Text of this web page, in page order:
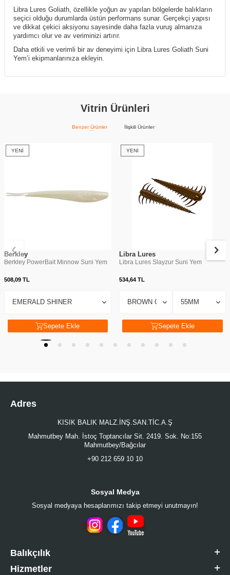
Libra Lures Goliath, özellikle yoğun av yapılan bölgelerde balıkların
seçici olduğu durumlarda üstün performans sunar. Gerçekçi yapısı
ve dikkat çekici aksiyonu sayesinde daha fazla vuruş almanıza
yardımcı olur ve av veriminizi artırır.
Daha etkili ve verimli bir av deneyimi için Libra Lures Goliath Suni
Yem’i ekipmanlarınıza ekleyin.
Vitrin Ürünleri
Benzer Ürünler İlişkili Ürünler
YENI
Berkley
Berkley PowerBait Minnow Suni Yem
508,09 TL
Sepete Ekle
YENI
Libra Lures
Libra Lures Slayzur Suni Yem
534,64TL
Sepete Ekle
Adres
KISIK BALIK MALZ.İNŞ.SAN.TİC.A.Ş
Mahmutbey Mah. İstoç Toptancılar Sit. 2419. Sok. No:155
Mahmutbey/Bağcılar
+90 212 659 10 10
Sosyal Medya
Sosyal medyaya hesaplarımızı takip etmeyi unutmayın!
Balıkçılık
Hizmetler